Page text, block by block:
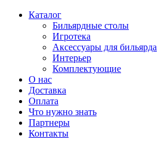
Каталог
Бильярдные столы
Игротека
Аксессуары для бильярда
Интерьер
Комплектующие
О нас
Доставка
Оплата
Что нужно знать
Партнеры
Контакты